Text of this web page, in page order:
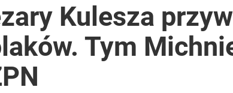
Kulesza
Tym